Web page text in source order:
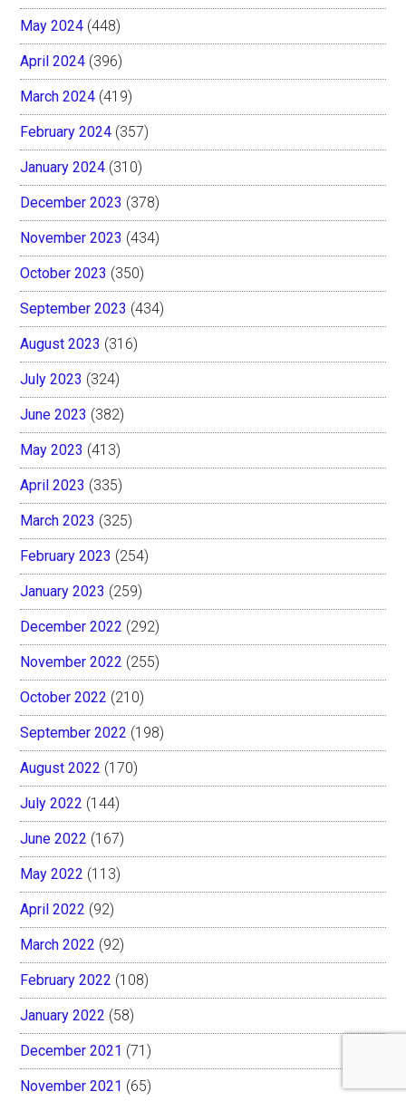
May 2024 (448)
April 2024 (396)
March 2024 (419)
February 2024 (357)
January 2024 (310)
December 2023 (378)
November 2023 (434)
October 2023 (350)
September 2023 (434)
August 2023 (316)
July 2023 (324)
June 2023 (382)
May 2023 (413)
April 2023 (335)
March 2023 (325)
February 2023 (254)
January 2023 (259)
December 2022 (292)
November 2022 (255)
October 2022 (210)
September 2022 (198)
August 2022 (170)
July 2022 (144)
June 2022 (167)
May 2022 (113)
April 2022 (92)
March 2022 (92)
February 2022 (108)
January 2022 (58)
December 2021 (71)
November 2021 (65)